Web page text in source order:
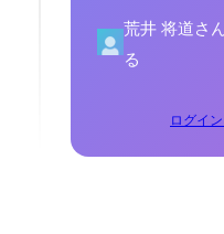
荒井 将道さ
る
ログイ